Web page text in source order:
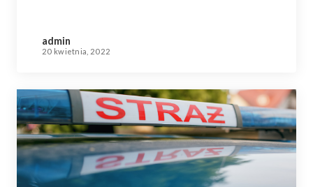
admin
20 kwietnia, 2022